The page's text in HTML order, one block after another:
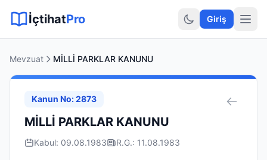
Hukuki Araçlar
İçtihatPro Giriş
Mevzuat MİLLİ PARKLAR KANUNU
Kanun No: 2873
MİLLİ PARKLAR KANUNU
Kabul: 09.08.1983 R.G.: 11.08.1983